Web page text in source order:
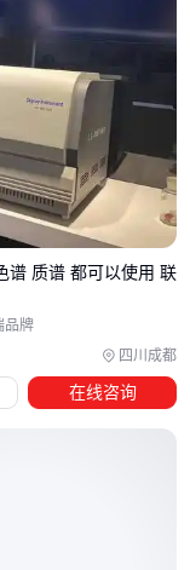
操作人员最常犯
子源过度清洗
：电
据实际样品量制定维
略流速准确性验证
偏移，需定期用标准
启动直接进样
：未达
下降30%以上
本质是匹配度的游戏
计划，再评估仪器的
比主机性能参数更影
尤为关键。
四川成都
谱 质谱 都可以使用 联
品牌
在线咨询